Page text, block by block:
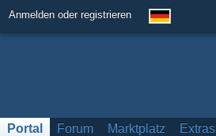
Anmelden oder registrieren
Portal Forum Marktplatz Extras